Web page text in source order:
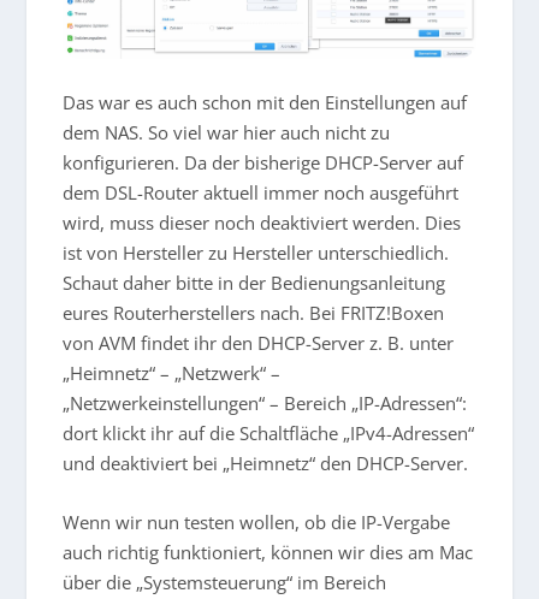
Das war es auch schon mit den Einstellungen auf
dem NAS. So viel war hier auch nicht zu
konfigurieren. Da der bisherige DHCP-Server auf
dem DSL-Router aktuell immer noch ausgeführt
wird, muss dieser noch deaktiviert werden. Dies
ist von Hersteller zu Hersteller unterschiedlich.
Schaut daher bitte in der Bedienungsanleitung
eures Routerherstellers nach. Bei FRITZ!Boxen
von AVM findet ihr den DHCP-Server z. B. unter
„Heimnetz“ – „Netzwerk“ –
„Netzwerkeinstellungen“ – Bereich „IP-Adressen“:
dort klickt ihr auf die Schaltfläche „IPv4-Adressen“
und deaktiviert bei „Heimnetz“ den DHCP-Server.
Wenn wir nun testen wollen, ob die IP-Vergabe
auch richtig funktioniert, können wir dies am Mac
über die „Systemsteuerung“ im Bereich